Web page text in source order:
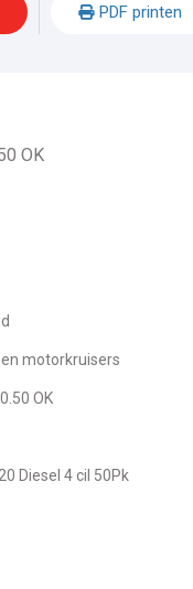
PDF printen
OK
motorkruisers
OK
Diesel 4 cil 50Pk